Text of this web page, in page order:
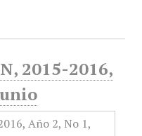
2015-2016,